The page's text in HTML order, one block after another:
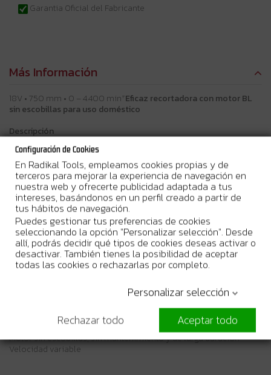
Garantia Oficial del Fabricante
Más Información
18V • 750 mm • 0 – 4.400 minˉ¹Eficaz recortadora con motor BL
sin escobillas para uso doméstico
Descripción
Un cortasetos a batería con un motor sin escobillas y una
cuchilla de 750 mm para jardinería. los interruptores de
seguridad a dos manos ofrecen mayor seguridad, y la
herramienta tiene bajos niveles de ruido. Tres ajustes de
velocidad para adaptarse a diferentes aplicaciones. Sin baterías,
sin cargador en equipo básico.
Beneficios del usuario
El circuito de protección de la batería protege contra la
sobrecarga, la sobredescarga y el sobrecalentamiento.
El control de velocidad constante mantiene la velocidad
constante bajo carga
Freno eléctrico para aumentar la productividad y la seguridad del
Interruptor de doble acción para mayor seguridad
La tecnología XPT (tecnología de protección extrema) ha sido
diseñada para mejorar la resistencia al polvo y al agua en
condiciones extremas.
Motor sin escobillas, sin mantenimiento y de larga duración
Velocidad variable
Configuración de Cookies
En Radikal Tools, empleamos cookies propias y de
terceros para mejorar la experiencia de navegación en
nuestra web y ofrecerte publicidad adaptada a tus
intereses, basándonos en un perfil creado a partir de
tus hábitos de navegación.
Puedes gestionar tus preferencias de cookies
seleccionando la opción "Personalizar selección". Desde
allí, podrás decidir qué tipos de cookies deseas activar o
desactivar. También tienes la posibilidad de aceptar
todas las cookies o rechazarlas por completo.
Personalizar selección
Rechazar todo
Aceptar todo